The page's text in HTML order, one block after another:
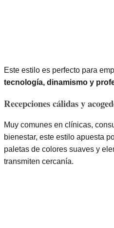
Este estilo es perfecto para
tecnología, dinamismo y
Recepciones cálidas y
Muy comunes en clínicas,
bienestar, este estilo apuesta
paletas de colores suaves y
transmiten cercanía.